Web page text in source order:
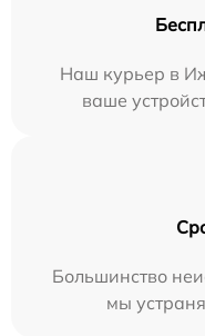
Наш курьер в
ваше
Большинство
мы